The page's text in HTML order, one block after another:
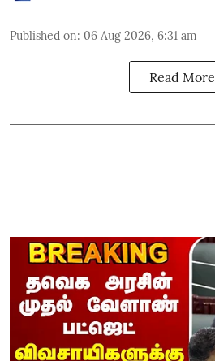
Published on: 06 Aug 2026, 6:31 am
Read More